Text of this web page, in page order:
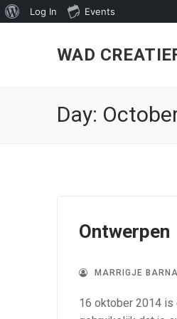
About
Log In Events
WAD
Day:
Ontwerpen
MARRIGJE
16 oktober 2014 is